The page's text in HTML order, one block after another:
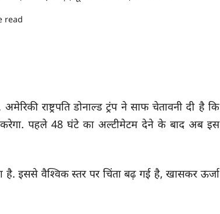
read
राष्ट्रपति डोनाल्ड ट्रंप ने साफ चेतावनी दी है कि
करेगा. पहले 48 घंटे का अल्टीमेटम देने के बाद अब इस
इससे वैश्विक स्तर पर चिंता बढ़ गई है, खासकर ऊर्जा